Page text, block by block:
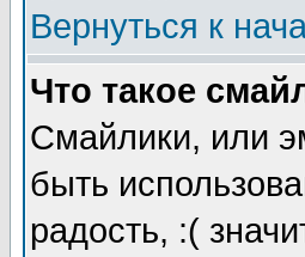
Вернуться к
Что такое
Смайлики, или
быть
радость, :(